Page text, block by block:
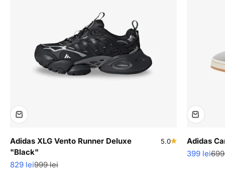
Adidas XLG Vento Runner Deluxe
"Black"
5.0
Pret redus
829 leiPret normal
999 lei
Adidas
Pret redus
399 lei